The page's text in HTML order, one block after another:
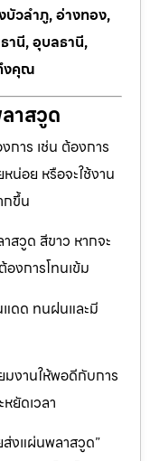
วลำภู, อ่างทอง,
านี, อุบลธานี,
งคุณ
าสวูด
การ เช่น ต้องการ
น่อย หรือจะใช้งาน
กขึ้น
สวูด สีขาว หากจะ
งการโทนเข้ม
ดด ทนฝนและมี
มงานให้พอดีกับการ
ยัดเวลา
ส่งแผ่นพลาสวูด”